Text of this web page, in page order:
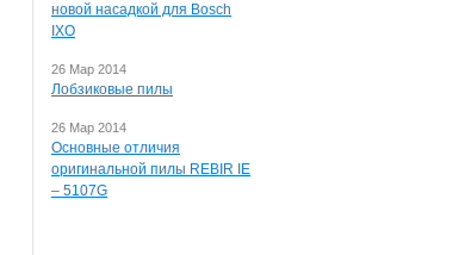
новой насадкой для Bosch
IXO
26 Мар 2014
Лобзиковые пилы
26 Мар 2014
Основные отличия
оригинальной пилы REBIR IE
– 5107G